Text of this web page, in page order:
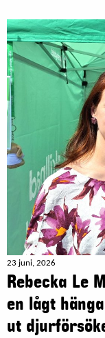
23 juni, 2026
Rebecka Le
en lågt
ut